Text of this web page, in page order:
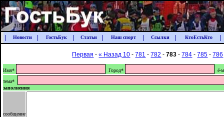
Новости ГостьБук Статьи Наш спорт Ссылки КтоЕстьКто
Первая -« Назад 10 -781 -782 -783 -784 -785 -786
Имя* Город*
ё-
тема*
заполнения
сообщение